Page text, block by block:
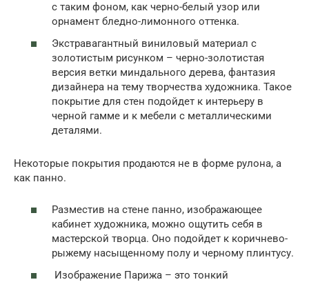
с таким фоном, как черно-белый узор или
орнамент бледно-лимонного оттенка.
Экстравагантный виниловый материал с
золотистым рисунком – черно-золотистая
версия ветки миндального дерева, фантазия
дизайнера на тему творчества художника. Такое
покрытие для стен подойдет к интерьеру в
черной гамме и к мебели с металлическими
деталями.
Некоторые покрытия продаются не в форме рулона, а
как панно.
Разместив на стене панно, изображающее
кабинет художника, можно ощутить себя в
мастерской творца. Оно подойдет к коричнево-
рыжему насыщенному полу и черному плинтусу.
Изображение Парижа – это тонкий